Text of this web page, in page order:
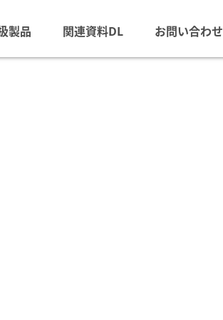
製品 関連資料DL お問い合わせ